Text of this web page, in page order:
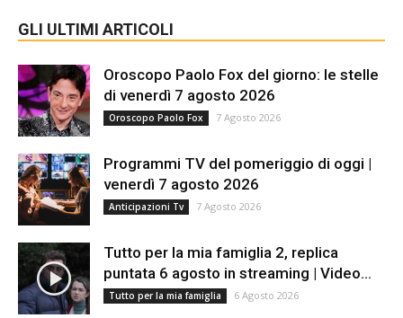
GLI ULTIMI ARTICOLI
Oroscopo Paolo Fox del giorno: le stelle
di venerdì 7 agosto 2026
Oroscopo Paolo Fox 7 Agosto 2026
Programmi TV del pomeriggio di oggi |
venerdì 7 agosto 2026
Anticipazioni Tv 7 Agosto 2026
Tutto per la mia famiglia 2, replica
puntata 6 agosto in streaming | Video...
Tutto per la mia famiglia 6 Agosto 2026